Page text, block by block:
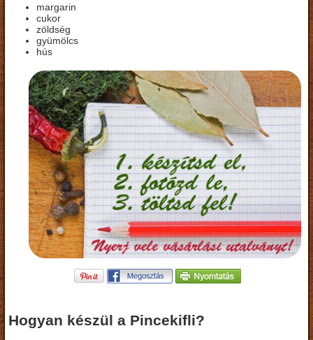
margarin
cukor
zöldség
gyümölcs
hús
Hogyan készül a Pincekifli?